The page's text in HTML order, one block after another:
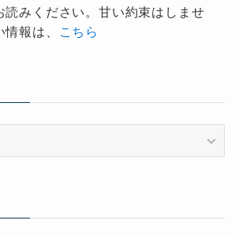
読みください。甘い約束はしませ
報は、
こちら